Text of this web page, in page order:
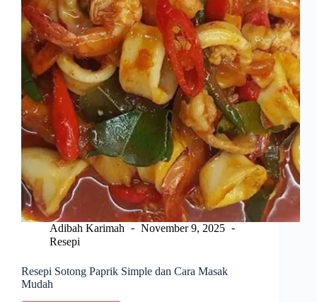
Adibah Karimah
November 9, 2025
Resepi
Resepi Sotong Paprik Simple dan Cara Masak
Mudah